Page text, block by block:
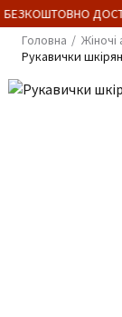
Головна
Рукавички